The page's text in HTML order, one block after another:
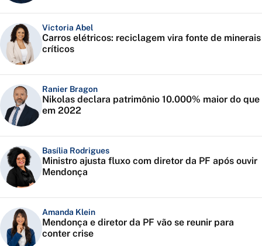
Victoria Abel
Carros elétricos: reciclagem vira fonte de minerais
críticos
Ranier Bragon
Nikolas declara patrimônio 10.000% maior do que
em 2022
Basília Rodrigues
Ministro ajusta fluxo com diretor da PF após ouvir
Mendonça
Amanda Klein
Mendonça e diretor da PF vão se reunir para
conter crise